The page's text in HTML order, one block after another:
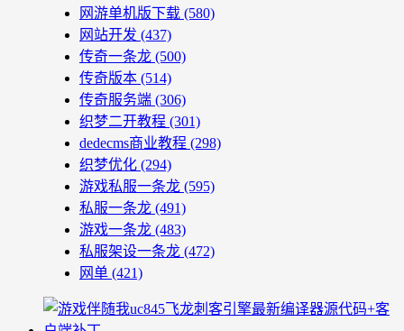
网游单机版下载 (580)
网站开发 (437)
传奇一条龙 (500)
传奇版本 (514)
传奇服务端 (306)
织梦二开教程 (301)
dedecms商业教程 (298)
织梦优化 (294)
游戏私服一条龙 (595)
私服一条龙 (491)
游戏一条龙 (483)
私服架设一条龙 (472)
网单 (421)